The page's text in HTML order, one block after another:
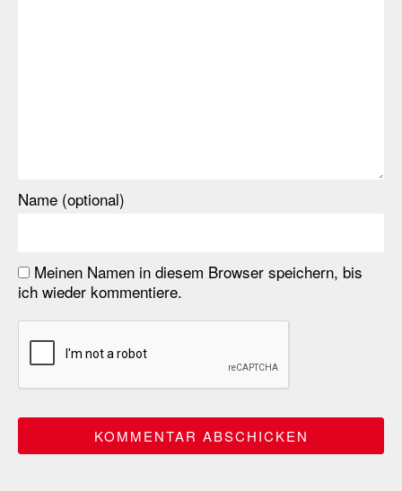
Name (optional)
Meinen Namen in diesem Browser speichern, bis
ich wieder kommentiere.